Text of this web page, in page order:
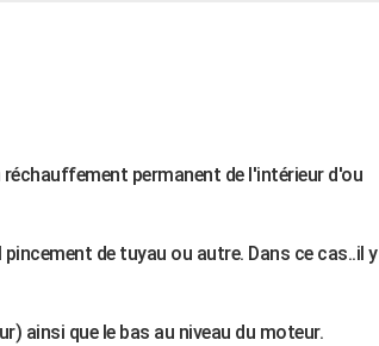
permanent de l'intérieur d'ou
de tuyau ou autre. Dans ce cas..il y
ainsi que le bas au niveau du moteur.